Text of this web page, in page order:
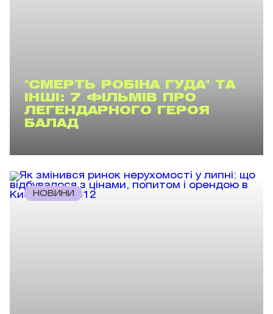
"СМЕРТЬ РОБІНА ГУДА" ТА
ІНШІ: 7 ФІЛЬМІВ ПРО
ЛЕГЕНДАРНОГО ГЕРОЯ
БАЛАД
НОВИНИ